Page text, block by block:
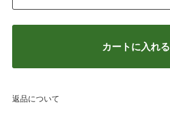
カートに入れる
返品について